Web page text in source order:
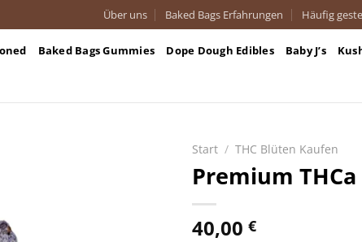
Über uns Baked Bags Erfahrungen Häufig
Baked Bags Gummies Dope Dough Edibles Baby J’s
Start / THC Blüten Kaufen
Premium
40,00 €